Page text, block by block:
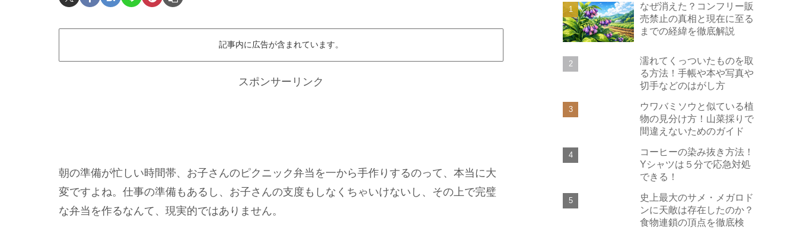
記事内に広告が含まれています。
スポンサーリンク
朝の準備が忙しい時間帯、お子さんのピクニック弁当を一から手作りするのって、本当に大
変ですよね。仕事の準備もあるし、お子さんの支度もしなくちゃいけないし、その上で完璧
な弁当を作るなんて、現実的ではありません。
なぜ消えた？コンフリー販
売禁止の真相と現在に至る
までの経緯を徹底解説
濡れてくっついたものを取
る方法！手帳や本や写真や
切手などのはがし方
ウワバミソウと似ている植
物の見分け方！山菜採りで
間違えないためのガイド
コーヒーの染み抜き方法！
Yシャツは５分で応急対処
できる！
史上最大のサメ・メガロド
ンに天敵は存在したのか？
食物連鎖の頂点を徹底検